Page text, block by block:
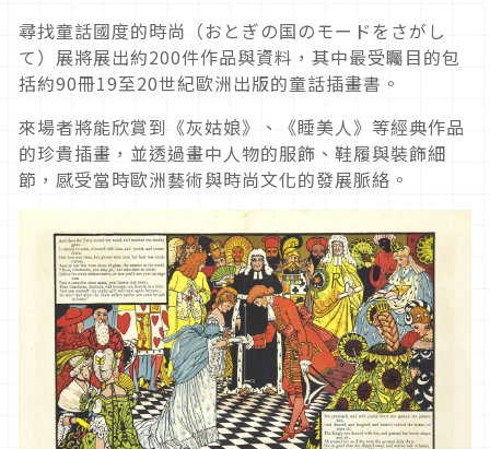
尋找童話國度的時尚（おとぎの国のモードをさがし
て）展將展出約200件作品與資料，其中最受矚目的包
括約90冊19至20世紀歐洲出版的童話插畫書。
來場者將能欣賞到《灰姑娘》、《睡美人》等經典作品
的珍貴插畫，並透過畫中人物的服飾、鞋履與裝飾細
節，感受當時歐洲藝術與時尚文化的發展脈絡。